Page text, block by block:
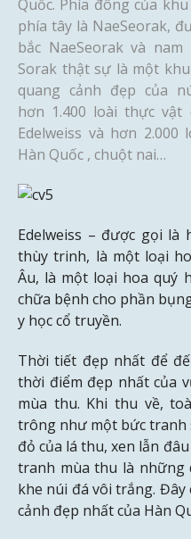
Quốc. Phía đông của
phía tây là NaeSeorak,
bắc NaeSeorak và
Sorak thật sự là một
quang cảnh đẹp của
hơn 1.400 loài thực
Edelweiss và hơn
Hàn Quốc , chuột nai…
Edelweiss – được gọi
thùy trinh, là một loại
Âu, là một loại hoa quý
chữa bệnh cho phần
y học cổ truyền.
Thời tiết đẹp nhất để
thời điểm đẹp nhất của
mùa thu. Khi thu về,
trông như một bức tranh
đỏ của lá thu, xen lẫn
tranh mùa thu là những
khe núi đá vôi trắng.
cảnh đẹp nhất của Hàn